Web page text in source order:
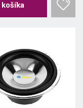
košíka